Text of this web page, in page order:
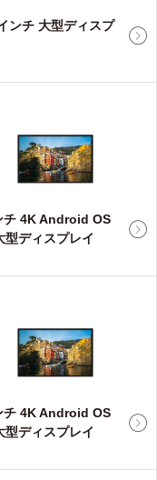
ンチ 大型ディスプ
チ 4K Android OS
型ディスプレイ
チ 4K Android OS
型ディスプレイ